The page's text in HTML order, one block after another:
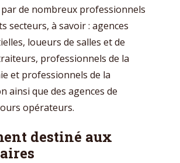
de nombreux professionnels
secteurs, à savoir : agences
loueurs de salles et de
professionnels de la
et professionnels de la
ainsi que des agences de
opérateurs.
destiné aux